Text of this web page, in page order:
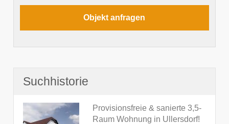
Suchhistorie
Provisionsfreie & sanierte 3,5-
Raum Wohnung in Ullersdorf!